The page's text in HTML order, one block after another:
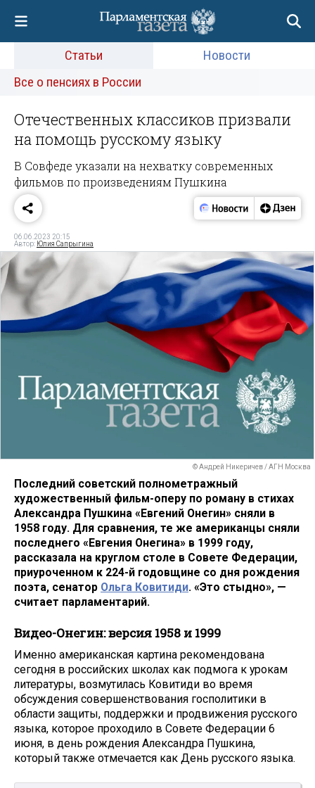
Статьи
Новости
Все о пенсиях в России
Отечественных классиков призвали
на помощь русскому языку
В Совфеде указали на нехватку современных
фильмов по произведениям Пушкина
06.06.2023 20:15
Автор: Юлия Сапрыгина
© Андрей Никеричев / АГН Москва
Последний советский полнометражный
художественный фильм-оперу по роману в стихах
Александра Пушкина «Евгений Онегин» сняли в
1958 году. Для сравнения, те же американцы сняли
последнего «Евгения Онегина» в 1999 году,
рассказала на круглом столе в Совете Федерации,
приуроченном к 224-й годовщине со дня рождения
поэта, сенатор Ольга Ковитиди. «Это стыдно», —
считает парламентарий.
Видео-Онегин: версия 1958 и 1999
Именно американская картина рекомендована
сегодня в российских школах как подмога к урокам
литературы, возмутилась Ковитиди во время
обсуждения совершенствования госполитики в
области защиты, поддержки и продвижения русского
языка, которое проходило в Совете Федерации 6
июня, в день рождения Александра Пушкина,
который также отмечается как День русского языка.